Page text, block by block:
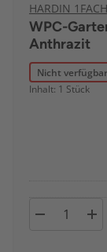
HARDIN
WPC-
Anthrazit
Nicht verfügbar
Inhalt: 1 Stück